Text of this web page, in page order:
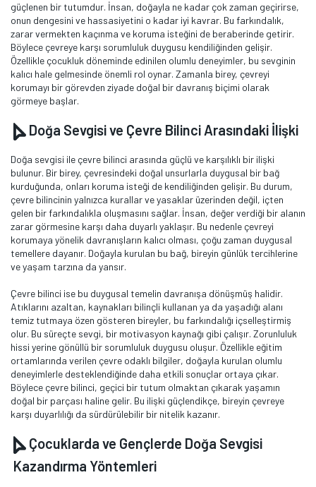
güçlenen bir tutumdur. İnsan, doğayla ne kadar çok zaman geçirirse,
onun dengesini ve hassasiyetini o kadar iyi kavrar. Bu farkındalık,
zarar vermekten kaçınma ve koruma isteğini de beraberinde getirir.
Böylece çevreye karşı sorumluluk duygusu kendiliğinden gelişir.
Özellikle çocukluk döneminde edinilen olumlu deneyimler, bu sevginin
kalıcı hale gelmesinde önemli rol oynar. Zamanla birey, çevreyi
korumayı bir görevden ziyade doğal bir davranış biçimi olarak
görmeye başlar.
Doğa Sevgisi ve Çevre Bilinci Arasındaki İlişki
Doğa sevgisi ile çevre bilinci arasında güçlü ve karşılıklı bir ilişki
bulunur. Bir birey, çevresindeki doğal unsurlarla duygusal bir bağ
kurduğunda, onları koruma isteği de kendiliğinden gelişir. Bu durum,
çevre bilincinin yalnızca kurallar ve yasaklar üzerinden değil, içten
gelen bir farkındalıkla oluşmasını sağlar. İnsan, değer verdiği bir alanın
zarar görmesine karşı daha duyarlı yaklaşır. Bu nedenle çevreyi
korumaya yönelik davranışların kalıcı olması, çoğu zaman duygusal
temellere dayanır. Doğayla kurulan bu bağ, bireyin günlük tercihlerine
ve yaşam tarzına da yansır.
Çevre bilinci ise bu duygusal temelin davranışa dönüşmüş halidir.
Atıklarını azaltan, kaynakları bilinçli kullanan ya da yaşadığı alanı
temiz tutmaya özen gösteren bireyler, bu farkındalığı içselleştirmiş
olur. Bu süreçte sevgi, bir motivasyon kaynağı gibi çalışır. Zorunluluk
hissi yerine gönüllü bir sorumluluk duygusu oluşur. Özellikle eğitim
ortamlarında verilen çevre odaklı bilgiler, doğayla kurulan olumlu
deneyimlerle desteklendiğinde daha etkili sonuçlar ortaya çıkar.
Böylece çevre bilinci, geçici bir tutum olmaktan çıkarak yaşamın
doğal bir parçası haline gelir. Bu ilişki güçlendikçe, bireyin çevreye
karşı duyarlılığı da sürdürülebilir bir nitelik kazanır.
Çocuklarda ve Gençlerde Doğa Sevgisi
Kazandırma Yöntemleri